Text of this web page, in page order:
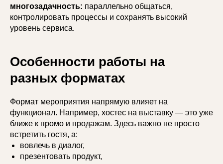
многозадачность: параллельно общаться,
контролировать процессы и сохранять высокий
уровень сервиса.
Особенности работы на
разных форматах
Формат мероприятия напрямую влияет на
функционал. Например, хостес на выставку — это уже
ближе к промо и продажам. Здесь важно не просто
встретить гостя, а:
вовлечь в диалог,
презентовать продукт,